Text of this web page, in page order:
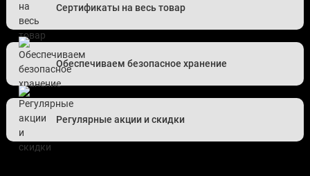
Сертификаты на весь товар
Обеспечиваем безопасное хранение
Регулярные акции и скидки